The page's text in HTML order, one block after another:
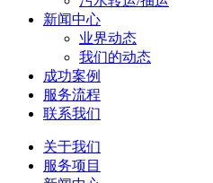
新闻中心
业界动态
我们的动态
成功案例
服务流程
联系我们
关于我们
服务项目